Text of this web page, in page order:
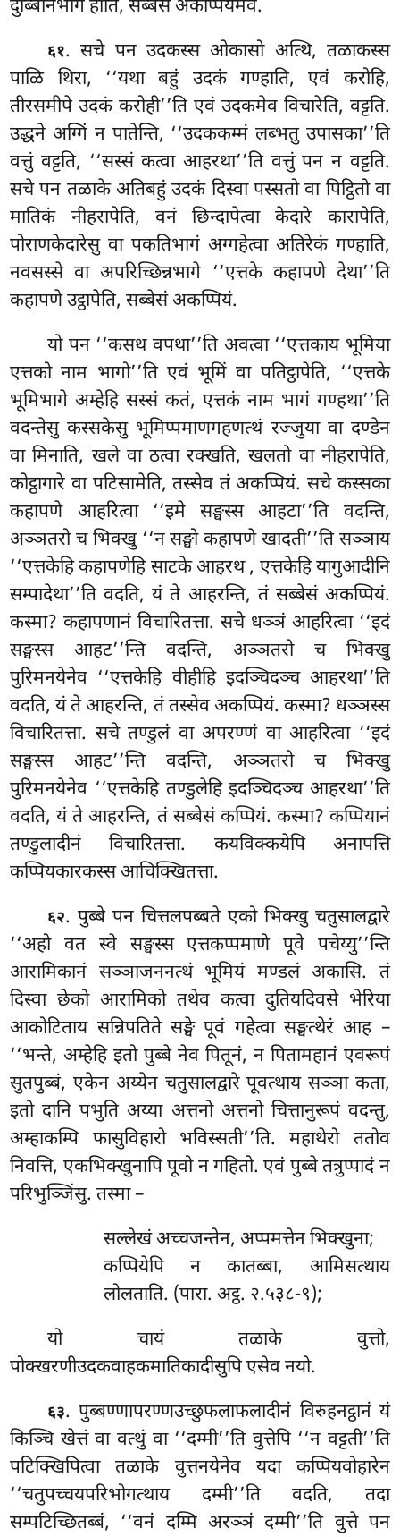
दुब्बिनिभोगं होति, सब्बेसं अकप्पियमेव.
६१. सचे पन उदकस्स ओकासो अत्थि, तळाकस्स
पाळि थिरा, ‘‘यथा बहुं उदकं गण्हाति, एवं करोहि,
तीरसमीपे उदकं करोही’’ति एवं उदकमेव विचारेति, वट्टति.
उद्धने अग्गिं न पातेन्ति, ‘‘उदककम्मं लब्भतु उपासका’’ति
वत्तुं वट्टति, ‘‘सस्सं कत्वा आहरथा’’ति वत्तुं पन न वट्टति.
सचे पन तळाके अतिबहुं उदकं दिस्वा पस्सतो वा पिट्ठितो वा
मातिकं नीहरापेति, वनं छिन्दापेत्वा केदारे कारापेति,
पोराणकेदारेसु वा पकतिभागं अग्गहेत्वा अतिरेकं गण्हाति,
नवसस्से वा अपरिच्छिन्नभागे ‘‘एत्तके कहापणे देथा’’ति
कहापणे उट्ठापेति, सब्बेसं अकप्पियं.
यो पन ‘‘कसथ वपथा’’ति अवत्वा ‘‘एत्तकाय भूमिया
एत्तको नाम भागो’’ति एवं भूमिं वा पतिट्ठापेति, ‘‘एत्तके
भूमिभागे अम्हेहि सस्सं कतं, एत्तकं नाम भागं गण्हथा’’ति
वदन्तेसु कस्सकेसु भूमिप्पमाणगहणत्थं रज्जुया वा दण्डेन
वा मिनाति, खले वा ठत्वा रक्खति, खलतो वा नीहरापेति,
कोट्ठागारे वा पटिसामेति, तस्सेव तं अकप्पियं. सचे कस्सका
कहापणे आहरित्वा ‘‘इमे सङ्घस्स आहटा’’ति वदन्ति,
अञ्ञतरो च भिक्खु ‘‘न सङ्घो कहापणे खादती’’ति सञ्ञाय
‘‘एत्तकेहि कहापणेहि साटके आहरथ, एत्तकेहि यागुआदीनि
सम्पादेथा’’ति वदति, यं ते आहरन्ति, तं सब्बेसं अकप्पियं.
कस्मा? कहापणानं विचारितत्ता. सचे धञ्ञं आहरित्वा ‘‘इदं
सङ्घस्स आहट’’न्ति वदन्ति, अञ्ञतरो च भिक्खु
पुरिमनयेनेव ‘‘एत्तकेहि वीहीहि इदञ्चिदञ्च आहरथा’’ति
वदति, यं ते आहरन्ति, तं तस्सेव अकप्पियं. कस्मा? धञ्ञस्स
विचारितत्ता. सचे तण्डुलं वा अपरण्णं वा आहरित्वा ‘‘इदं
सङ्घस्स आहट’’न्ति वदन्ति, अञ्ञतरो च भिक्खु
पुरिमनयेनेव ‘‘एत्तकेहि तण्डुलेहि इदञ्चिदञ्च आहरथा’’ति
वदति, यं ते आहरन्ति, तं सब्बेसं कप्पियं. कस्मा? कप्पियानं
तण्डुलादीनं विचारितत्ता. कयविक्कयेपि अनापत्ति
कप्पियकारकस्स आचिक्खितत्ता.
६२. पुब्बे पन चित्तलपब्बते एको भिक्खु चतुसालद्वारे
‘‘अहो वत स्वे सङ्घस्स एत्तकप्पमाणे पूवे पचेय्यु’’न्ति
आरामिकानं सञ्ञाजननत्थं भूमियं मण्डलं अकासि. तं
दिस्वा छेको आरामिको तथेव कत्वा दुतियदिवसे भेरिया
आकोटिताय सन्निपतिते सङ्घे पूवं गहेत्वा सङ्घत्थेरं आह –
‘‘भन्ते, अम्हेहि इतो पुब्बे नेव पितूनं, न पितामहानं एवरूपं
सुतपुब्बं, एकेन अय्येन चतुसालद्वारे पूवत्थाय सञ्ञा कता,
इतो दानि पभुति अय्या अत्तनो अत्तनो चित्तानुरूपं वदन्तु,
अम्हाकम्पि फासुविहारो भविस्सती’’ति. महाथेरो ततोव
निवत्ति, एकभिक्खुनापि पूवो न गहितो. एवं पुब्बे तत्रुप्पादं न
परिभुञ्जिंसु. तस्मा –
सल्लेखंअच्चजन्तेन, अप्पमत्तेन भिक्खुना;
कप्पियेपि न कातब्बा, आमिसत्थाय
लोलताति. (पारा. अट्ठ. २.५३८-९);
यो चायं तळाके वुत्तो,
पोक्खरणीउदकवाहकमातिकादीसुपि एसेव नयो.
६३. पुब्बण्णापरण्णउच्छुफलाफलादीनं विरुहनट्ठानं यं
किञ्चि खेत्तं वा वत्थुं वा ‘‘दम्मी’’ति वुत्तेपि ‘‘न वट्टती’’ति
पटिक्खिपित्वा तळाके वुत्तनयेनेव यदा कप्पियवोहारेन
‘‘चतुपच्चयपरिभोगत्थाय दम्मी’’ति वदति, तदा
सम्पटिच्छितब्बं, ‘‘वनं दम्मि अरञ्ञं दम्मी’’ति वुत्ते पन